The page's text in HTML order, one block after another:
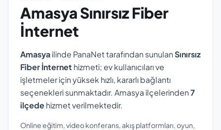
AmasyaSınırsız Fiber
İnternet
Amasyailinde PanaNet tarafından sunulanSınırsız
Fiber İnternet hizmeti; ev kullanıcıları ve
işletmeler için yüksek hızlı, kararlı bağlantı
seçenekleri sunmaktadır. Amasya ilçelerinden7
ilçedehizmet verilmektedir.
Online eğitim, video konferans, akış platformları, oyun,